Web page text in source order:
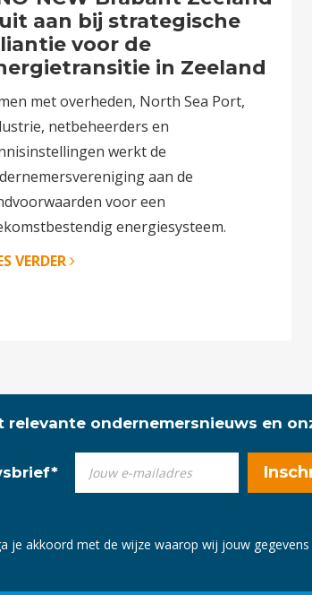
aan bij strategische
voor de
in Zeeland
met overheden, North Sea Port,
netbeheerders en
werkt de
aan de
voor een
energiesysteem.
VERDER
ondernemersnieuws en
*
je akkoord met de wijze waarop wij jouw gegevens